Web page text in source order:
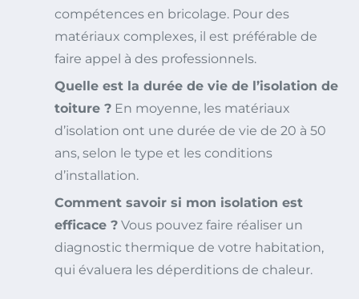
compétences en bricolage. Pour des
matériaux complexes, il est préférable de
faire appel à des professionnels.
Quelle est la durée de vie de l’isolation de
toiture ? En moyenne, les matériaux
d’isolation ont une durée de vie de 20 à 50
ans, selon le type et les conditions
d’installation.
Comment savoir si mon isolation est
efficace ? Vous pouvez faire réaliser un
diagnostic thermique de votre habitation,
qui évaluera les déperditions de chaleur.